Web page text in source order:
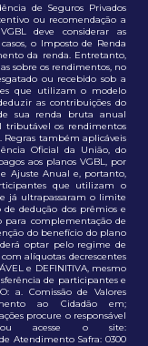
de Seguros Privados
ou recomendação a
deve considerar as
o Imposto de Renda
da renda. Entretanto,
sobre os rendimentos, no
ou recebido sob a
que utilizam o modelo
as contribuições do
sua renda bruta anual
tributável os rendimentos
Regras também aplicáveis
Oficial da União, do
aos planos VGBL, por
Ajuste Anual e, portanto,
que utilizam o
já ultrapassaram o limite
dedução dos prêmios e
complementação de
do benefício do plano
optar pelo regime de
alíquotas decrescentes
e DEFINITIVA, mesmo
de participantes e
a. Comissão de Valores
ao Cidadão em;
procure o responsável
acesse o site:
Atendimento Safra: 0300